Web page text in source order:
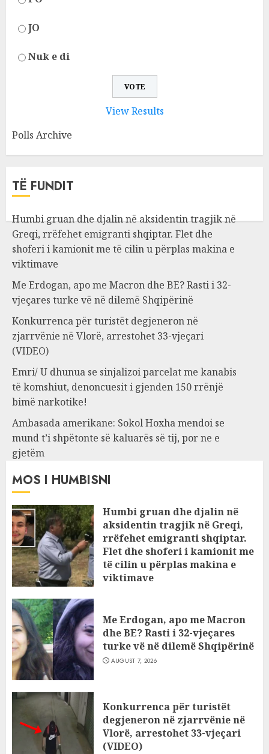
JO
Nuk e di
View Results
Polls Archive
TË FUNDIT
Humbi gruan dhe djalin në aksidentin tragjik në
Greqi, rrëfehet emigranti shqiptar. Flet dhe
shoferi i kamionit me të cilin u përplas makina e
viktimave
Me Erdogan, apo me Macron dhe BE? Rasti i 32-
vjeçares turke vë në dilemë Shqipërinë
Konkurrenca për turistët degjeneron në
zjarrvënie në Vlorë, arrestohet 33-vjeçari
(VIDEO)
Emri/ U dhunua se sinjalizoi parcelat me kanabis
të komshiut, denoncuesit i gjenden 150 rrënjë
bimë narkotike!
Ambasada amerikane: Sokol Hoxha mendoi se
mund t’i shpëtonte së kaluarës së tij, por ne e
gjetëm
MOS I HUMBISNI
Humbi gruan dhe djalin në
aksidentin tragjik në Greqi,
rrëfehet emigranti shqiptar.
Flet dhe shoferi i kamionit me
të cilin u përplas makina e
viktimave
Me Erdogan, apo me Macron
dhe BE? Rasti i 32-vjeçares
turke vë në dilemë Shqipërinë
AUGUST 7, 2026
Konkurrenca për turistët
degjeneron në zjarrvënie në
Vlorë, arrestohet 33-vjeçari
(VIDEO)